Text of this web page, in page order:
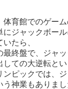
体育館でのゲー
にジャックボー
いたら、
最終盤で、ジャ
しての大逆転と
ンピックでは、
う神業もありま